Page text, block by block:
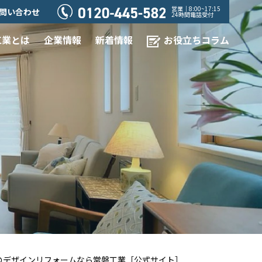
い合わせ 営業｜8:00~17:15
24時間電話受付
とは 企業情報 新着情報 お役立ちコラム
ザインリフォームなら常磐工業［公式サイト］